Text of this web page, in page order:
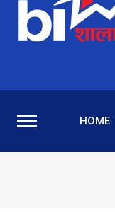
HOME